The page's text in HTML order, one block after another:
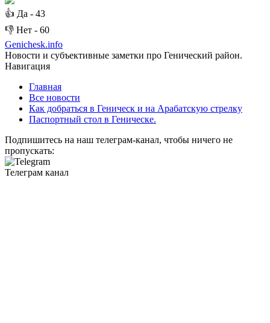
👍 Да - 43
👎 Нет - 60
Genichesk.info
Новости и субъективные заметки про Генический район.
Навигация
Главная
Все новости
Как добраться в Геническ и на Арабатскую стрелку
Паспортный стол в Геническе.
Подпишитесь на наш телеграм-канал, чтобы ничего не
пропускать:
Телеграм канал